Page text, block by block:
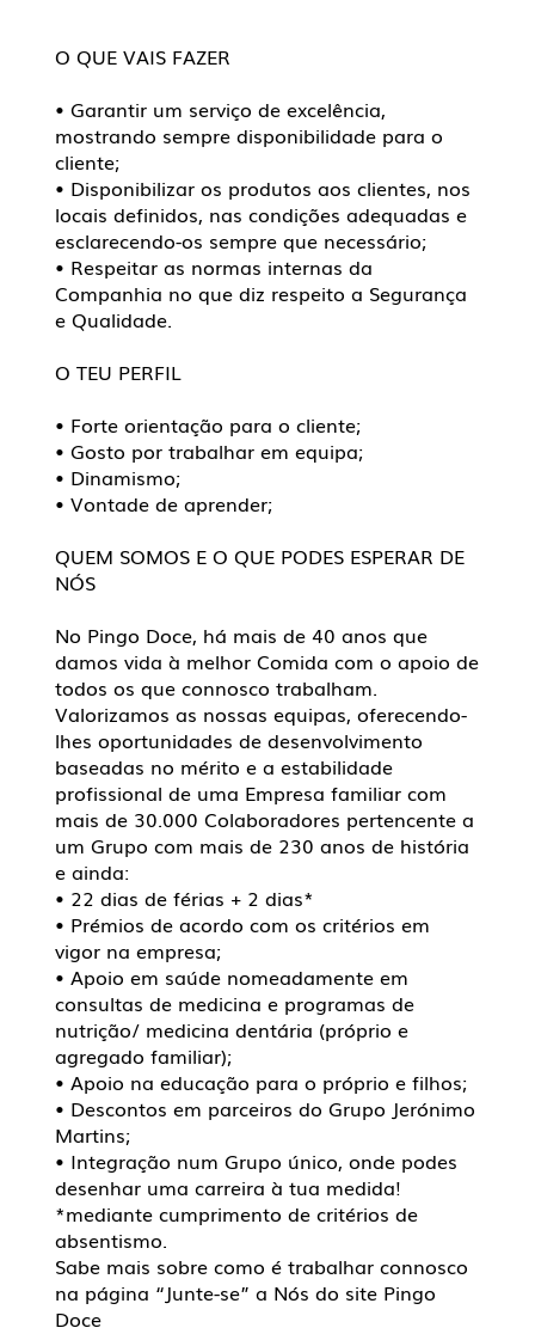
O QUE VAIS FAZER
• Garantir um serviço de excelência,
mostrando sempre disponibilidade para o
cliente;
• Disponibilizar os produtos aos clientes, nos
locais definidos, nas condições adequadas e
esclarecendo-os sempre que necessário;
• Respeitar as normas internas da
Companhia no que diz respeito a Segurança
e Qualidade.
O TEU PERFIL
• Forte orientação para o cliente;
• Gosto por trabalhar em equipa;
• Dinamismo;
• Vontade de aprender;
QUEM SOMOS E O QUE PODES ESPERAR DE
NÓS
No Pingo Doce, há mais de 40 anos que
damos vida à melhor Comida com o apoio de
todos os que connosco trabalham.
Valorizamos as nossas equipas, oferecendo-
lhes oportunidades de desenvolvimento
baseadas no mérito e a estabilidade
profissional de uma Empresa familiar com
mais de 30.000 Colaboradores pertencente a
um Grupo com mais de 230 anos de história
e ainda:
• 22 dias de férias + 2 dias*
• Prémios de acordo com os critérios em
vigor na empresa;
• Apoio em saúde nomeadamente em
consultas de medicina e programas de
nutrição/ medicina dentária (próprio e
agregado familiar);
• Apoio na educação para o próprio e filhos;
• Descontos em parceiros do Grupo Jerónimo
Martins;
• Integração num Grupo único, onde podes
desenhar uma carreira à tua medida!
*mediante cumprimento de critérios de
absentismo.
Sabe mais sobre como é trabalhar connosco
na página “Junte-se” a Nós do site Pingo
Doce